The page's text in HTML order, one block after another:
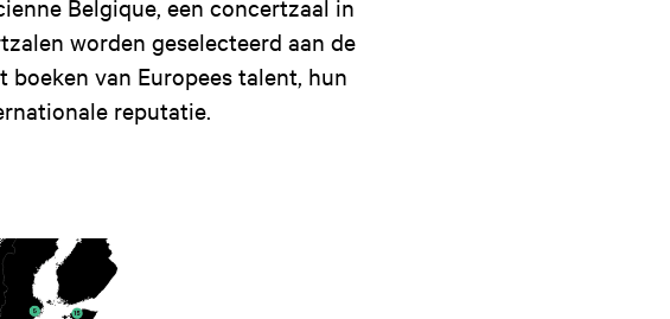
Belgique, een concertzaal in
worden geselecteerd aan de
van Europees talent, hun
reputatie.